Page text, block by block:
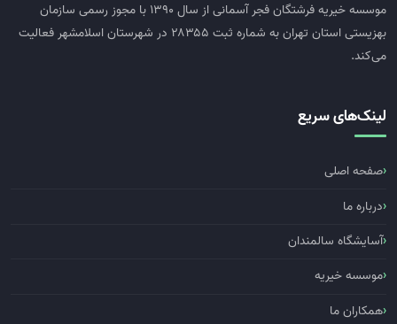
موسسه خیریه فرشتگان فجر آسمانی از سال ۱۳۹۰ با مجوز رسمی سازمان
بهزیستی استان تهران به شماره ثبت ۲۸۳۵۵ در شهرستان اسلامشهر فعالیت
می‌کند.
لینک‌های سریع
صفحه اصلی
درباره ما
آسایشگاه سالمندان
موسسه خیریه
همکاران ما